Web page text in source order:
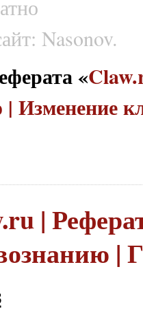
Nasonov.
«
| Изменение
|
|